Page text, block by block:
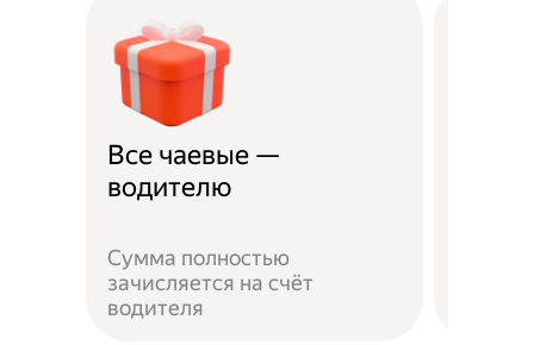
Все чаевые —
водителю
Сумма полностью
зачисляется на счёт
водителя